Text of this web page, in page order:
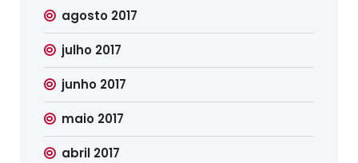
agosto 2017
julho 2017
junho 2017
maio 2017
abril 2017